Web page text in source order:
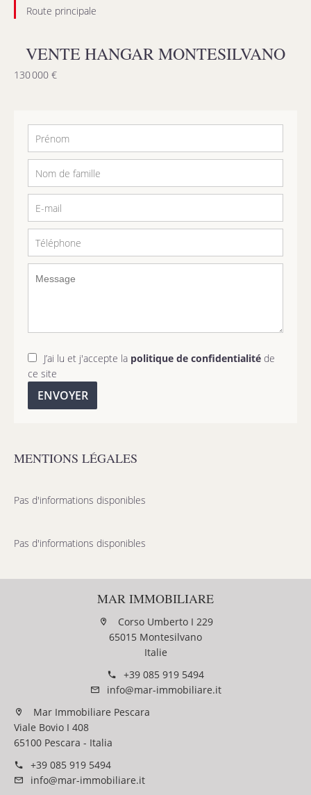
Route principale
VENTE HANGAR MONTESILVANO
130 000 €
J’ai lu et j'accepte la politique de confidentialité de
ce site
ENVOYER
MENTIONS LÉGALES
Pas d'informations disponibles
Pas d'informations disponibles
MAR IMMOBILIARE
Corso Umberto I 229
65015 Montesilvano
Italie
+39 085 919 5494
info@mar-immobiliare.it
Mar Immobiliare Pescara
Viale Bovio I 408
65100 Pescara - Italia
+39 085 919 5494
info@mar-immobiliare.it